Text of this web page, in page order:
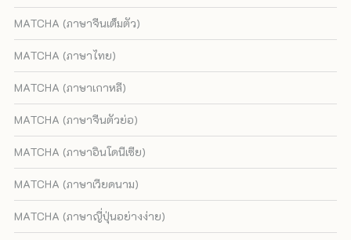
MATCHA (ภาษาจีนเต็มตัว)
MATCHA (ภาษาไทย)
MATCHA (ภาษาเกาหลี)
MATCHA (ภาษาจีนตัวย่อ)
MATCHA (ภาษาอินโดนีเซีย)
MATCHA (ภาษาเวียดนาม)
MATCHA (ภาษาญี่ปุ่นอย่างง่าย)